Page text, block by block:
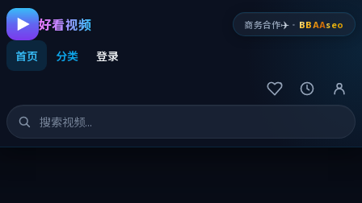
好看视频
首页 分类 登录
商务合作✈️ · BBAAseo